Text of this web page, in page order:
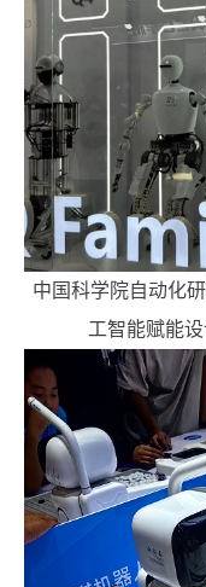
中国科学院自动化
工智能赋能设